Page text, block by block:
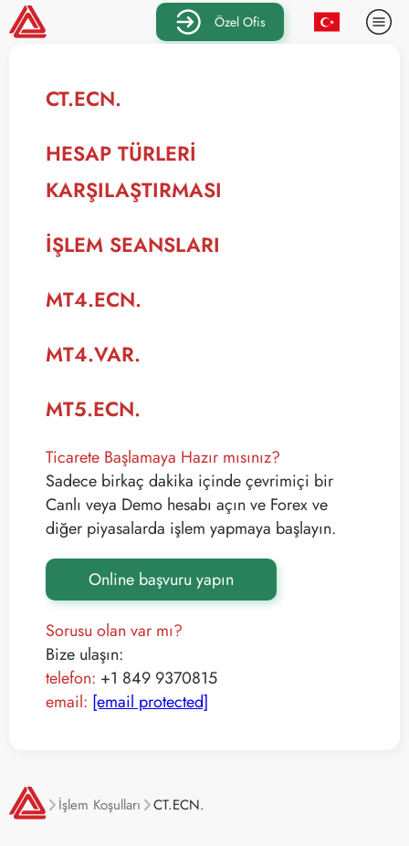
Özel Ofis
CT.ECN.
HESAP TÜRLERI
KARŞILAŞTIRMASI
İŞLEM SEANSLARI
MT4.ECN.
MT4.VAR.
MT5.ECN.
Ticarete Başlamaya Hazır mısınız?
Sadece birkaç dakika içinde çevrimiçi bir
Canlı veya Demo hesabı açın ve Forex ve
diğer piyasalarda işlem yapmaya başlayın.
Online başvuru yapın
Sorusu olan var mı?
Bize ulaşın:
telefon: +1 849 9370815
email: [email protected]
İşlem Koşulları CT.ECN.